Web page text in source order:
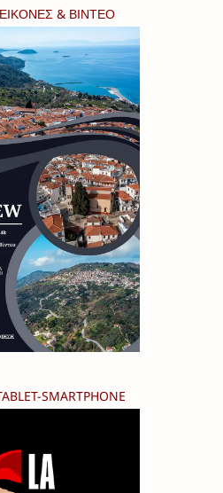
& ΒΙΝΤΕΟ
SMARTPHONE